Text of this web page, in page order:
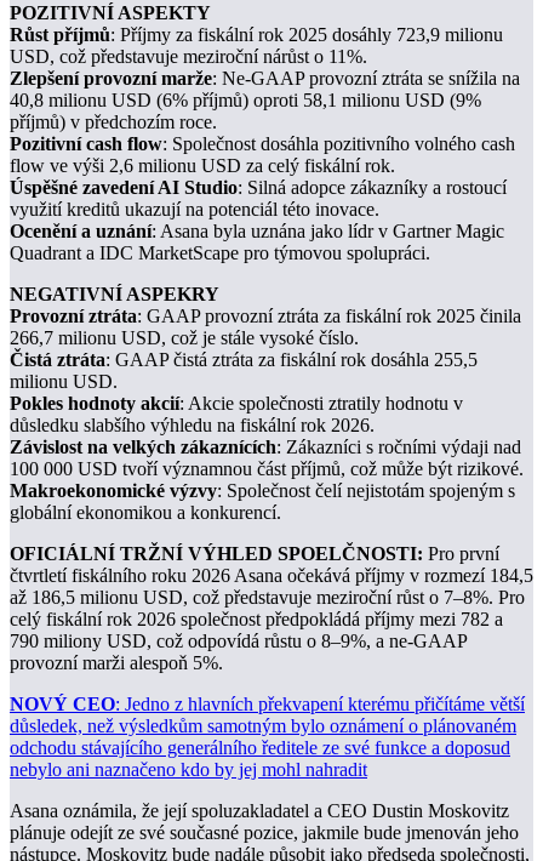
POZITIVNÍ ASPEKTY
Růst příjmů: Příjmy za fiskální rok 2025 dosáhly 723,9 milionu
USD, což představuje meziroční nárůst o 11%.
Zlepšení provozní marže: Ne-GAAP provozní ztráta se snížila na
40,8 milionu USD (6% příjmů) oproti 58,1 milionu USD (9%
příjmů) v předchozím roce.
Pozitivní cash flow: Společnost dosáhla pozitivního volného cash
flow ve výši 2,6 milionu USD za celý fiskální rok.
Úspěšné zavedení AI Studio: Silná adopce zákazníky a rostoucí
využití kreditů ukazují na potenciál této inovace.
Ocenění a uznání: Asana byla uznána jako lídr v Gartner Magic
Quadrant a IDC MarketScape pro týmovou spolupráci.
NEGATIVNÍ ASPEKRY
Provozní ztráta: GAAP provozní ztráta za fiskální rok 2025 činila
266,7 milionu USD, což je stále vysoké číslo.
Čistá ztráta: GAAP čistá ztráta za fiskální rok dosáhla 255,5
milionu USD.
Pokles hodnoty akcií: Akcie společnosti ztratily hodnotu v
důsledku slabšího výhledu na fiskální rok 2026.
Závislost na velkých zákaznících: Zákazníci s ročními výdaji nad
100 000 USD tvoří významnou část příjmů, což může být rizikové.
Makroekonomické výzvy: Společnost čelí nejistotám spojeným s
globální ekonomikou a konkurencí.
OFICIÁLNÍ TRŽNÍ VÝHLED SPOELČNOSTI: Pro první
čtvrtletí fiskálního roku 2026 Asana očekává příjmy v rozmezí 184,5
až 186,5 milionu USD, což představuje meziroční růst o 7–8%. Pro
celý fiskální rok 2026 společnost předpokládá příjmy mezi 782 a
790 miliony USD, což odpovídá růstu o 8–9%, a ne-GAAP
provozní marži alespoň 5%.
NOVÝ CEO: Jedno z hlavních překvapení kterému přičítáme větší
důsledek, než výsledkům samotným bylo oznámení o plánovaném
odchodu stávajícího generálního ředitele ze své funkce a doposud
nebylo ani naznačeno kdo by jej mohl nahradit
Asana oznámila, že její spoluzakladatel a CEO Dustin Moskovitz
plánuje odejít ze své současné pozice, jakmile bude jmenován jeho
nástupce. Moskovitz bude nadále působit jako předseda společnosti,